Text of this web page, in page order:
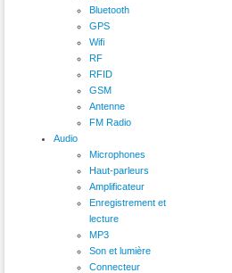
Bluetooth
GPS
Wifi
RF
RFID
GSM
Antenne
FM Radio
Audio
Microphones
Haut-parleurs
Amplificateur
Enregistrement et
lecture
MP3
Son et lumière
Connecteur